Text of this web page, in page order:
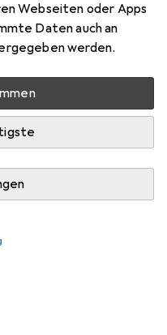
Webseiten oder Apps
Daten auch an
werden.
Merken